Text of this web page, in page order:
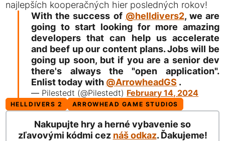
najlepších kooperačných hier posledných rokov!
With the success of @helldivers2, we are
going to start looking for more amazing
developers that can help us accelerate
and beef up our content plans. Jobs will be
going up soon, but if you are a senior dev
there's always the "open application".
Enlist today with @ArrowheadGS .
— Pilestedt (@Pilestedt) February 14, 2024
HELLDIVERS 2 ARROWHEAD GAME STUDIOS
Nakupujte hry a herné vybavenie so
zľavovými kódmi cez náš odkaz. Ďakujeme!